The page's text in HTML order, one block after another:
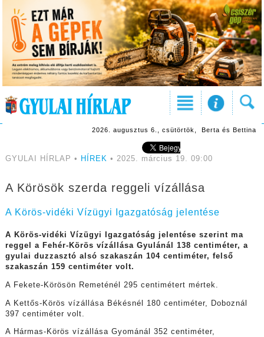
2026. augusztus 6., csütörtök, Berta és Bettina
GYULAI HÍRLAP • HÍREK • 2025. március 19. 09:00
A Körösök szerda reggeli vízállása
A Körös-vidéki Vízügyi Igazgatóság jelentése
A Körös-vidéki Vízügyi Igazgatóság jelentése szerint ma
reggel a Fehér-Körös vízállása Gyulánál 138 centiméter, a
gyulai duzzasztó alsó szakaszán 104 centiméter, felső
szakaszán 159 centiméter volt.
A Fekete-Körösön Remeténél 295 centimétert mértek.
A Kettős-Körös vízállása Békésnél 180 centiméter, Doboznál
397 centiméter volt.
A Hármas-Körös vízállása Gyománál 352 centiméter,